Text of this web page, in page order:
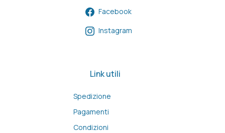
Facebook
Instagram
Link utili
Spedizione
Pagamenti
Condizioni